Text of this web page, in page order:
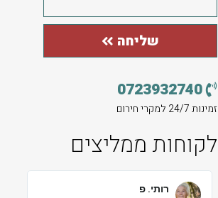
שליחה
0723932740
זמינות 24/7 למקרי חירום
לקוחות ממליצים